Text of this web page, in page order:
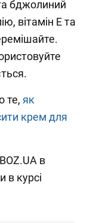
бджолиний
вітамін Е та
те, як
крем для
в
в курсі